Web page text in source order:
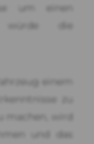
um einen
würde die
einem
zu
wird
und das